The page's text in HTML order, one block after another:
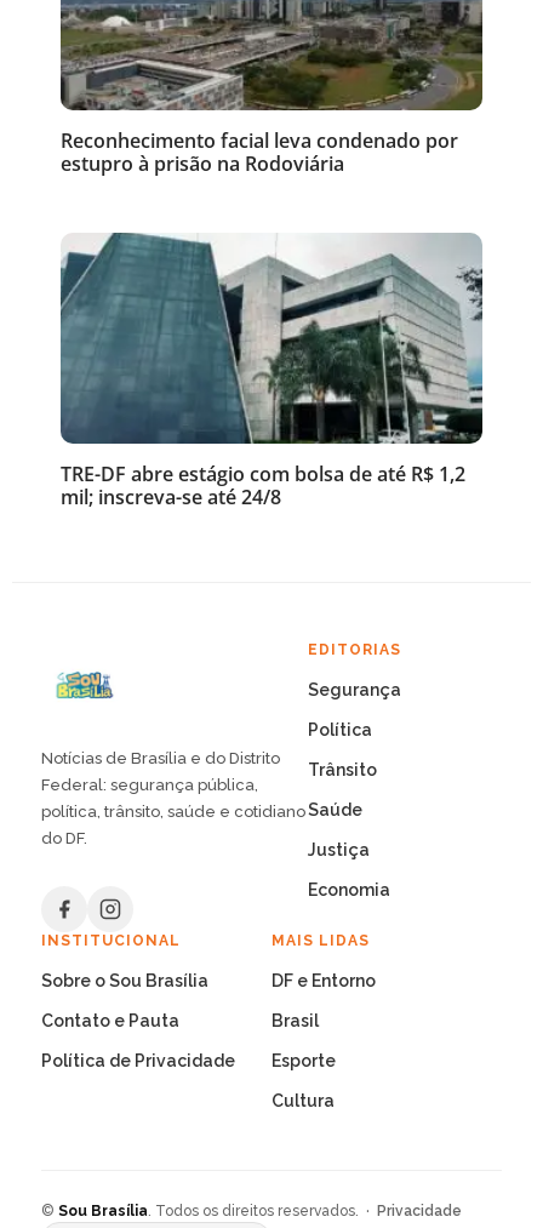
Reconhecimento facial leva condenado por
estupro à prisão na Rodoviária
TRE-DF abre estágio com bolsa de até R$ 1,2
mil; inscreva-se até 24/8
Notícias de Brasília e do Distrito
Federal: segurança pública,
política, trânsito, saúde e cotidiano
do DF.
EDITORIAS
Segurança
Política
Trânsito
Saúde
Justiça
Economia
INSTITUCIONAL
Sobre o Sou Brasília
Contato e Pauta
Política de Privacidade
MAIS LIDAS
DF e Entorno
Brasil
Esporte
Cultura
© Sou Brasília. Todos os direitos reservados. · Privacidade